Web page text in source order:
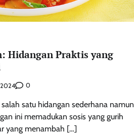
Hidangan Praktis yang
0
satu hidangan sederhana namun
ini memadukan sosis yang gurih
yang menambah […]